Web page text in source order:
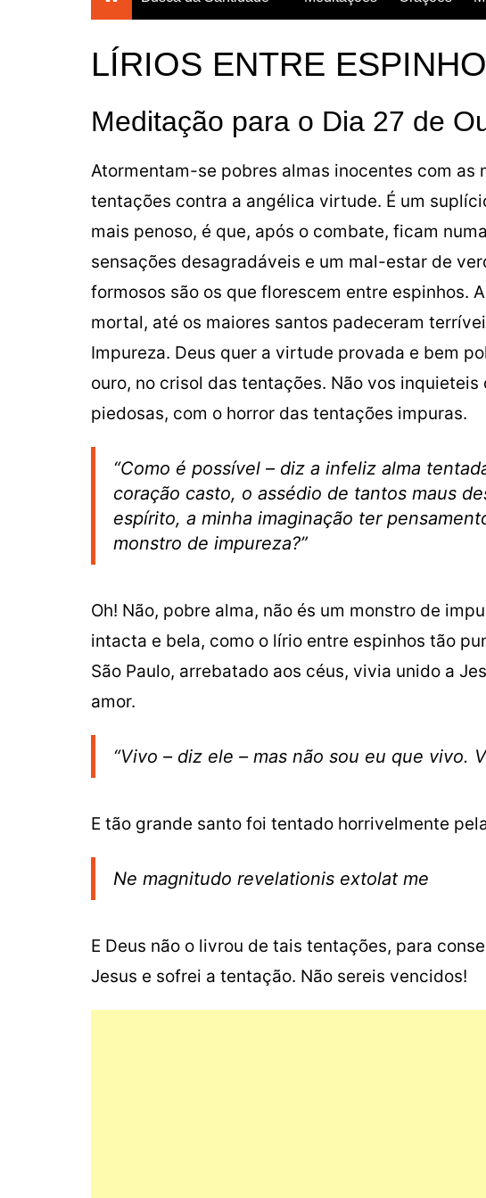
Breviário da Confiança
Um Mês com Maria
Meditações para a
Mês das Almas
Consagração Total à Virgem
Maria
LÍRIOS ENTRE
Meditação para o Dia 27 de
Atormentam-se pobres almas inocentes com as
tentações contra a angélica virtude. É um
mais penoso, é que, após o combate, ficam
sensações desagradáveis e um mal-estar de
formosos são os que florescem entre espinhos.
mortal, até os maiores santos padeceram
Impureza. Deus quer a virtude provada e bem
ouro, no crisol das tentações. Não vos
piedosas, com o horror das tentações impuras.
“Como é possível – diz a infeliz alma
coração casto, o assédio de tantos maus
espírito, a minha imaginação ter
monstro de impureza?”
Oh! Não, pobre alma, não és um monstro de
intacta e bela, como o lírio entre espinhos tão
São Paulo, arrebatado aos céus, vivia unido a
amor.
“Vivo – diz ele – mas não sou eu que vivo.
E tão grande santo foi tentado horrivelmente
Ne magnitudo revelationis extolat me
E Deus não o livrou de tais tentações, para
Jesus e sofrei a tentação. Não sereis vencidos!